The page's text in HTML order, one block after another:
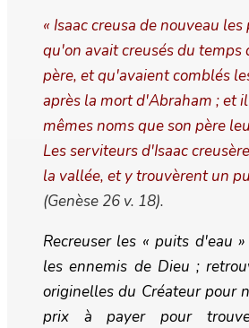
« Isaac creusa de nouveau
qu'on avait creusés du temps
père, et qu'avaient comblés
après la mort d'Abraham ; et
mêmes noms que son père
Les serviteurs d'Isaac
la vallée, et y trouvèrent un
(Genèse 26 v. 18).
Recreuser les « puits d'eau
les ennemis de Dieu ;
originelles du Créateur pour
prix à payer pour